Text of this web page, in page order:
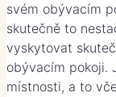
svém obývacím
skutečně to
vyskytovat
obývacím pokoji.
místnosti, a to